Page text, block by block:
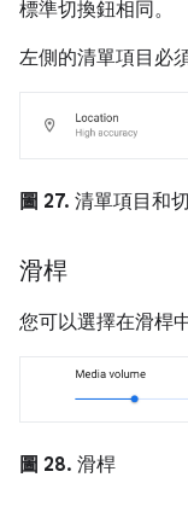
標準切換鈕相同。
左側的清單項目必
圖 27. 清單項目和
滑桿
您可以選擇在滑桿
圖 28. 滑桿